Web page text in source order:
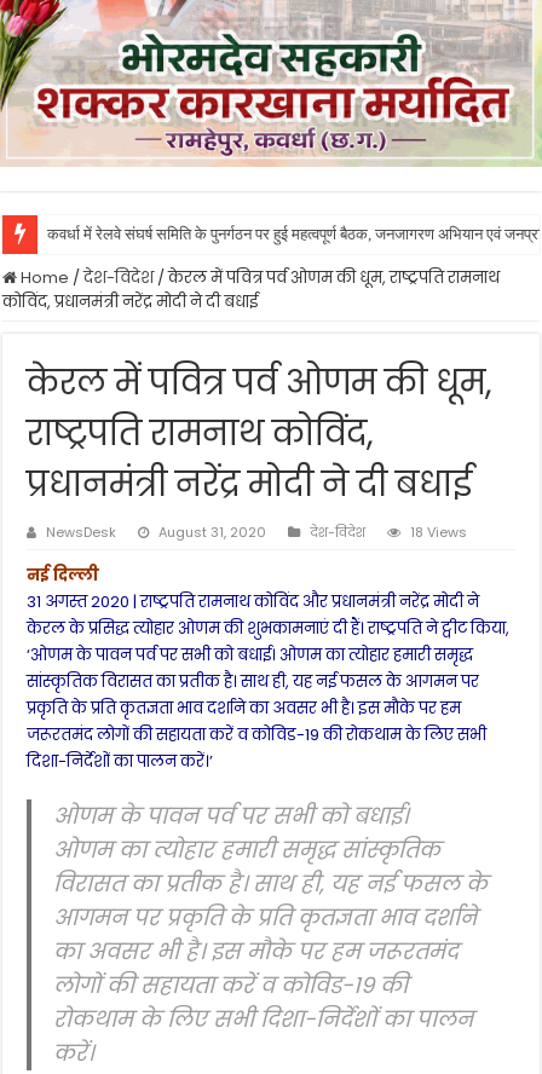
कवर्धा में रेलवे संघर्ष समिति के पुनर्गठन पर हुई महत्वपूर्ण बैठक, जनजागरण अभियान एवं
Home /देश-विदेश/केरल में पवित्र पर्व ओणम की धूम, राष्ट्रपति रामनाथ
कोविंद, प्रधानमंत्री नरेंद्र मोदी ने दी बधाई
केरल में पवित्र पर्व ओणम की धूम,
राष्ट्रपति रामनाथ कोविंद,
प्रधानमंत्री नरेंद्र मोदी ने दी बधाई
NewsDesk August 31, 2020 देश-विदेश 18 Views
नई दिल्ली
31 अगस्त 2020 | राष्ट्रपति रामनाथ कोविंद और प्रधानमंत्री नरेंद्र मोदी ने
केरल के प्रसिद्ध त्योहार ओणमकी शुभकामनाएं दी हैं। राष्ट्रपति ने ट्वीट किया,
‘ओणम के पावन पर्व पर सभी को बधाई। ओणम का त्योहार हमारी समृद्ध
सांस्कृतिक विरासत का प्रतीक है। साथ ही, यह नई फसल के आगमन पर
प्रकृति के प्रति कृतज्ञता भाव दर्शाने का अवसर भी है। इस मौके पर हम
जरूरतमंद लोगों की सहायता करें व कोविड-19 की रोकथाम के लिए सभी
दिशा-निर्देशों का पालन करें।’
ओणम के पावन पर्व पर सभी को बधाई।
ओणम का त्योहार हमारी समृद्ध सांस्कृतिक
विरासत का प्रतीक है। साथ ही, यह नई फसल के
आगमन पर प्रकृति के प्रति कृतज्ञता भाव दर्शाने
का अवसर भी है। इस मौके पर हम जरूरतमंद
लोगों की सहायता करें व कोविड-19 की
रोकथाम के लिए सभी दिशा-निर्देशों का पालन
करें।